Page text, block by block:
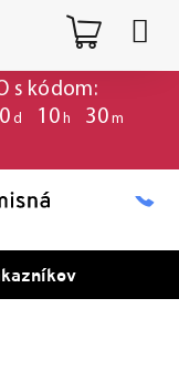
s kódom:
0 d 10 h 30 m